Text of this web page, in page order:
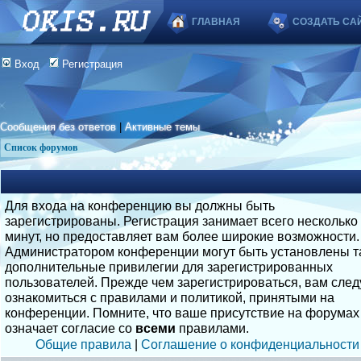
ГЛАВНАЯ СОЗДАТЬ
Вход Регистрация
Сообщения без ответов |Активные темы
Список форумов
Для входа на конференцию вы должны быть
зарегистрированы. Регистрация занимает всего несколько
минут, но предоставляет вам более широкие возможности.
Администратором конференции могут быть установлены
дополнительные привилегии для зарегистрированных
пользователей. Прежде чем зарегистрироваться, вам
ознакомиться с правилами и политикой, принятыми на
конференции. Помните, что ваше присутствие на форумах
означает согласие со всеми правилами.
Общие правила | Соглашение о конфиденциальности